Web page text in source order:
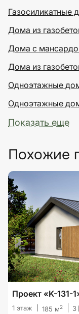
Газосиликатные
Дома из
Дома с
Дома из
Одноэтажные
Одноэтажные
Показать еще
Похожие
Проект «K-131-
1 этаж 185 м2 3